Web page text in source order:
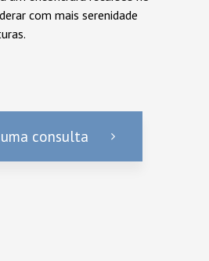
com mais serenidade
consulta